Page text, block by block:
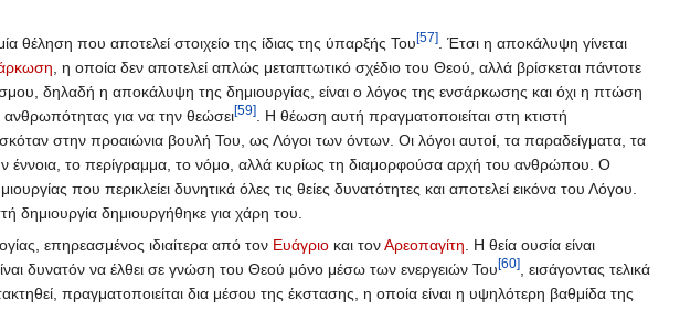
που αποτελεί στοιχείο της ίδιας της ύπαρξής Του[57]. Έτσι η αποκάλυψη γίνεται
, η οποία δεν αποτελεί απλώς μεταπτωτικό σχέδιο του Θεού, αλλά βρίσκεται πάντοτε
δηλαδή η αποκάλυψη της δημιουργίας, είναι ο λόγος της ενσάρκωσης και όχι η πτώση
για να την θεώσει[59]. Η θέωση αυτή πραγματοποιείται στη κτιστή
στην προαιώνια βουλή Του, ως Λόγοι των όντων. Οι λόγοι αυτοί, τα παραδείγματα, τα
έννοια, το περίγραμμα, το νόμο, αλλά κυρίως τη διαμορφούσα αρχή του ανθρώπου. Ο
που περικλείει δυνητικά όλες τις θείες δυνατότητες και αποτελεί εικόνα του Λόγου.
δημιουργία δημιουργήθηκε για χάρη του.
επηρεασμένος ιδιαίτερα από τον Ευάγριο και τονΑρεοπαγίτη. Η θεία ουσία είναι
δυνατόν να έλθει σε γνώση του Θεού μόνο μέσω των ενεργειών Του[60], εισάγοντας τελικά
πραγματοποιείται δια μέσου της έκστασης, η οποία είναι η υψηλότερη βαθμίδα της